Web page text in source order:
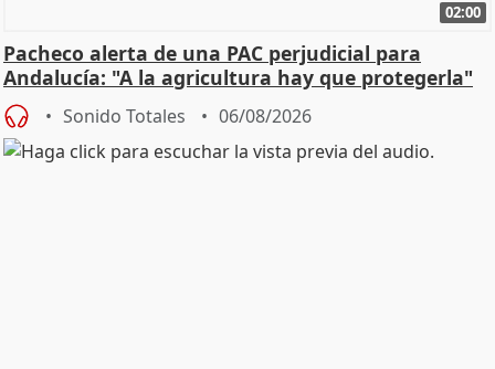
02:00
Pacheco alerta de una PAC perjudicial para
Andalucía: "A la agricultura hay que protegerla"
Sonido Totales 06/08/2026